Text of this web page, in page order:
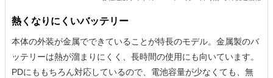
熱くなりにくいバッテリー
本体の外装が金属でできていることが特長のモデル。金属製のバ
ッテリーは熱が溜まりにくく、長時間の使用にも向いています。
PDにももちろん対応しているので、電池容量が少なくても、無